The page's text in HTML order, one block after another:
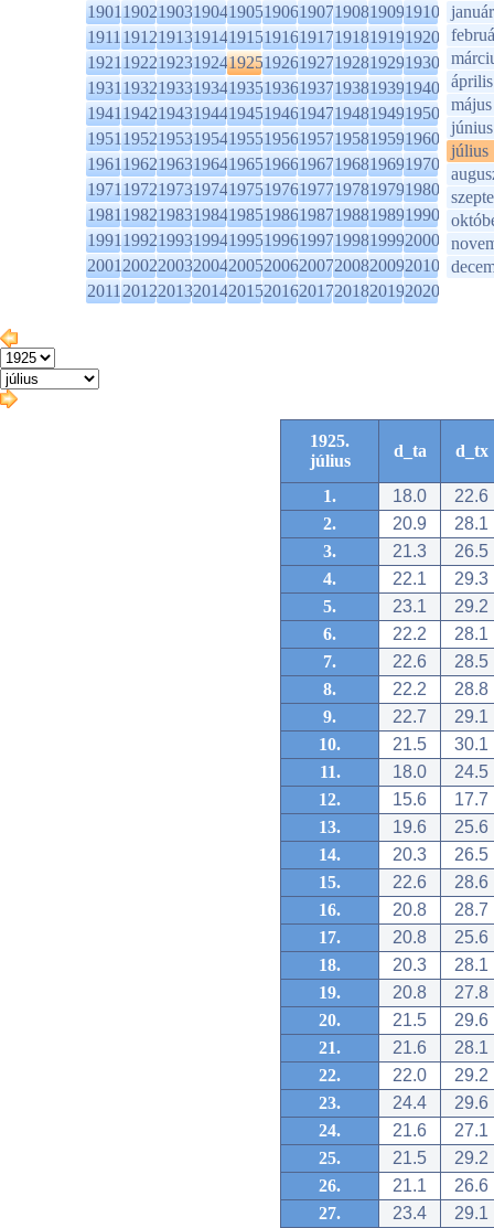
1901190219031904190519061907190819091910
1911191219131914191519161917191819191920
1921192219231924192519261927192819291930
1931193219331934193519361937193819391940
1941194219431944194519461947194819491950
1951195219531954195519561957195819591960
1961196219631964196519661967196819691970
1971197219731974197519761977197819791980
1981198219831984198519861987198819891990
1991199219931994199519961997199819992000
2001200220032004200520062007200820092010
2011201220132014201520162017201820192020
január
április
május
június
július
1925.
július
d_ta d_tx
1. 18.0
22.6
2.
20.9
28.1
3.
21.3
26.5
4.
22.1
29.3
5.
23.1
29.2
6.
22.2
28.1
7.
22.6
28.5
8.
22.2
28.8
9.
22.7
29.1
10.
21.5
30.1
11.
18.0
24.5
12.
15.6
17.7
13.
19.6
25.6
14.
20.3
26.5
15.
22.6
28.6
16.
20.8
28.7
17.
20.8
25.6
18.
20.3
28.1
19.
20.8
27.8
20.
21.5
29.6
21.
21.6
28.1
22.
22.0
29.2
23.
24.4
29.6
24.
21.6
27.1
25.
21.5
29.2
26.
21.1
26.6
27.
23.4
29.1